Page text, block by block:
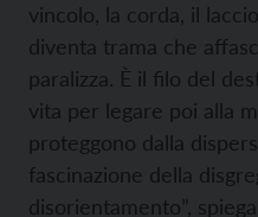
vincolo, la corda, il
diventa trama che
paralizza. È il filo del
vita per legare poi alla
proteggono dalla
fascinazione della
disorientamento”,